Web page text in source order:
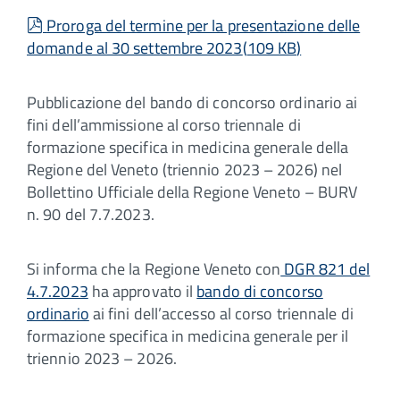
pdf
Proroga del termine per la presentazione delle
domande al 30 settembre 2023(109 KB)
Pubblicazione del bando di concorso ordinario ai
fini dell’ammissione al corso triennale di
formazione specifica in medicina generale della
Regione del Veneto (triennio 2023 – 2026) nel
Bollettino Ufficiale della Regione Veneto – BURV
n. 90 del 7.7.2023.
Si informa che la Regione Veneto con DGR 821 del
4.7.2023 ha approvato il bando di concorso
ordinarioai fini dell’accesso al corso triennale di
formazione specifica in medicina generale per il
triennio 2023 – 2026.